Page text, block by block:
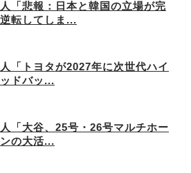
「悲報：日本と韓国の立場が完
転してしま...
「トヨタが2027年に次世代ハイ
ドバッ...
「大谷、25号・26号マルチホー
の大活...